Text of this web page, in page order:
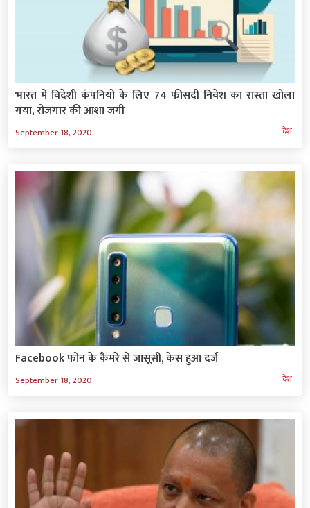
भारत में विदेशी कंपनियों के लिए 74 फीसदी निवेश का रास्‍ता खोला
गया, रोजगार की आशा जगी
September 18, 2020 देश
Facebook फोन के कैमरे से जासूसी, केस हुआ दर्ज
September 18, 2020 देश